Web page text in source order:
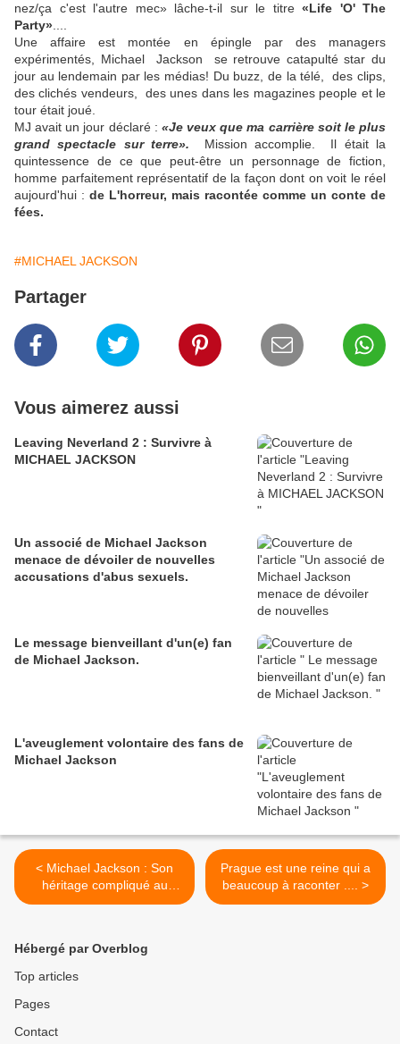
nez/ça c'est l'autre mec» lâche-t-il sur le titre «Life 'O' The
Party»
Une affaire est montée en épingle par des managers
expérimentés, Michael Jackson se retrouve catapulté star du
jour au lendemain par les médias! Du buzz, de la télé, des clips,
des clichés vendeurs, des unes dans les magazines people et le
tour était joué.
MJ avait un jour déclaré : «Je veux que ma carrière soit le plus
grand spectacle sur terre». Mission accomplie. Il était la
quintessence de ce que peut-être un personnage de fiction,
homme parfaitement représentatif de la façon dont on voit le réel
aujourd'hui : de L'horreur, mais racontée comme un conte de
fées.
#MICHAEL JACKSON
Partager
Vous aimerez aussi
Leaving Neverland 2 : Survivre à
MICHAEL JACKSON
Un associé de Michael Jackson
menace de dévoiler de nouvelles
accusations d'abus sexuels.
Le message bienveillant d'un(e) fan
de Michael Jackson.
L'aveuglement volontaire des fans de
Michael Jackson
< Michael Jackson : Son
héritage compliqué au
Grand Palais à Paris.
Prague est une reine qui a
beaucoup à raconter .... >
Hébergé par Overblog
Top articles
Pages
Contact